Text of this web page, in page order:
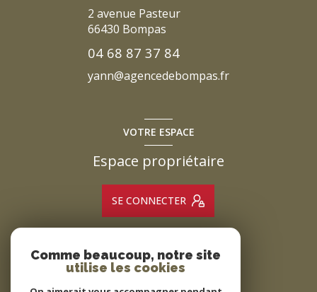
2 avenue Pasteur
66430 Bompas
04 68 87 37 84
yann@agencedebompas.fr
VOTRE ESPACE
Espace propriétaire
SE CONNECTER
ADHÉRENTS
Nous adhérons
Comme beaucoup, notre site
utilise les cookies